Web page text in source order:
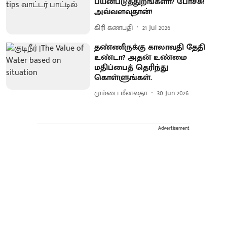
அவ்வளவுதான்!
கிரி கணபதி 21 Jul 2026
தண்ணீருக்கு காலாவதி தேதி
உண்டா? அதன் உண்மை
மதிப்பைத் தெரிந்து
கொள்ளுங்கள்.
மும்பை மீனலதா 30 Jun 2026
Advertisement